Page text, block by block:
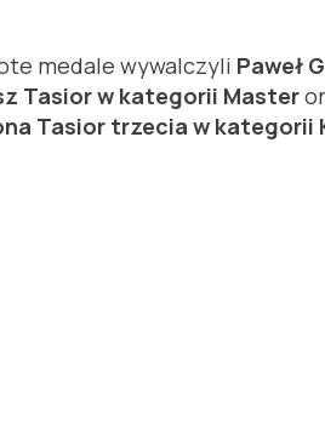
medale wywalczyli Paweł
Tasior w kategorii Master
Tasior trzecia w kategorii